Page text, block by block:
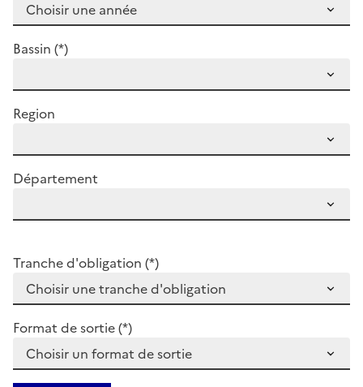
Bassin (*)
Region
Département
Tranche d'obligation (*)
Format de sortie (*)